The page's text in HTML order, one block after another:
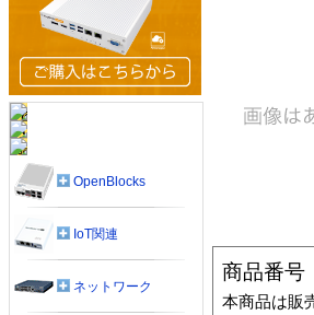
商品番号
本商品は販
OpenBlocks
IoT関連
ネットワーク